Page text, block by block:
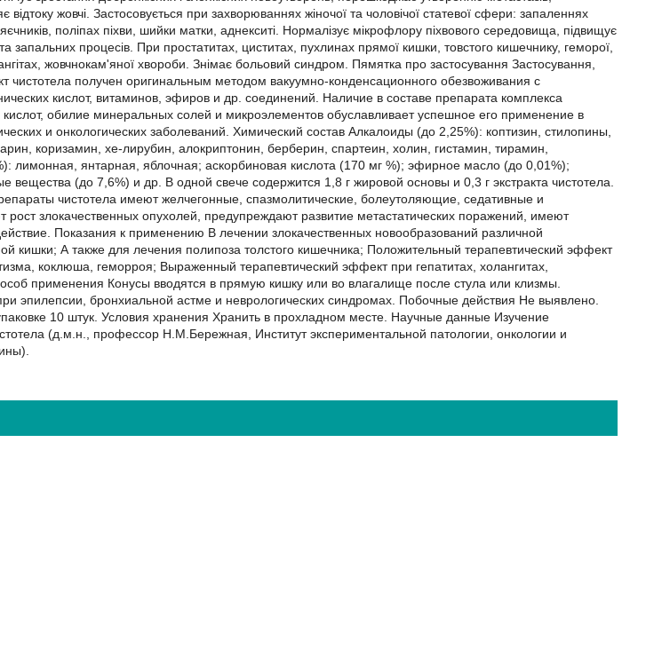
жовчі. Застосовується при захворюваннях жіночої та чоловічої статевої сфери: запаленнях
поліпах піхви, шийки матки, аднекситі. Нормалізує мікрофлору піхвового середовища, підвищує
та запальних процесів. При простатитах, циститах, пухлинах прямої кишки, товстого кишечнику, геморої,
жовчнокам'яної хвороби. Знімає больовий синдром. Пямятка про застосування Застосування,
чистотела получен оригинальным методом вакуумно-конденсационного обезвоживания с
кислот, витаминов, эфиров и др. соединений. Наличие в составе препарата комплекса
обилие минеральных солей и микроэлементов обуславливает успешное его применение в
и онкологических заболеваний. Химический состав Алкалоиды (до 2,25%): коптизин, стилопины,
коризамин, хе-лирубин, алокриптонин, берберин, спартеин, холин, гистамин, тирамин,
лимонная, янтарная, яблочная; аскорбиновая кислота (170 мг %); эфирное масло (до 0,01%);
(до 7,6%) и др. В одной свече содержится 1,8 г жировой основы и 0,3 г экстракта чистотела.
чистотела имеют желчегонные, спазмолитические, болеутоляющие, седативные и
рост злокачественных опухолей, предупреждают развитие метастатических поражений, имеют
Показания к применению В лечении злокачественных новообразований различной
кишки; А также для лечения полипоза толстого кишечника; Положительный терапевтический эффект
коклюша, геморроя; Выраженный терапевтический эффект при гепатитах, холангитах,
применения Конусы вводятся в прямую кишку или во влагалище после стула или клизмы.
эпилепсии, бронхиальной астме и неврологических синдромах. Побочные действия Не выявлено.
10 штук. Условия хранения Хранить в прохладном месте. Научные данные Изучение
(д.м.н., профессор Н.М.Бережная, Институт экспериментальной патологии, онкологии и